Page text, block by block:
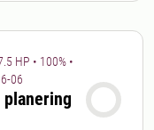
göra
vilken
HP • 100% •
06